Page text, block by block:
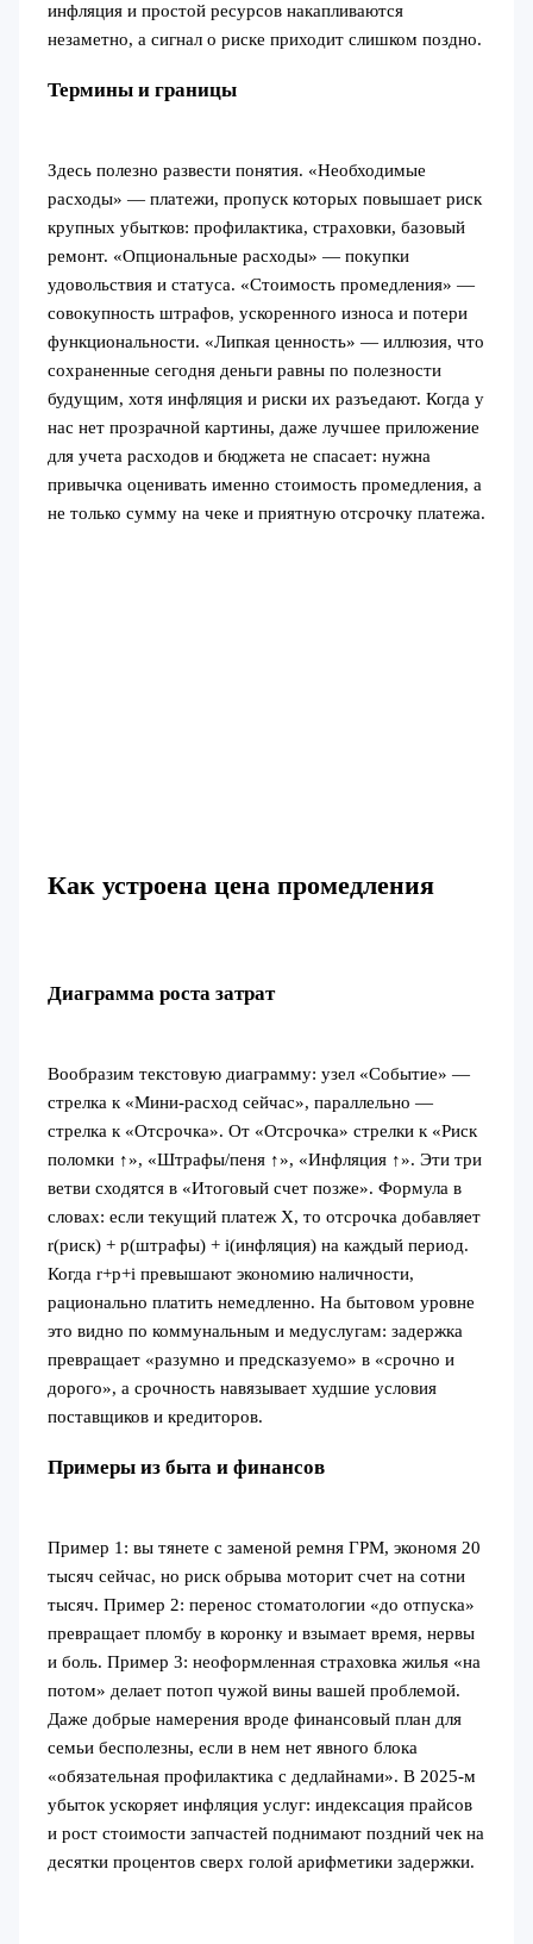
инфляция и простой ресурсов накапливаются
незаметно, а сигнал о риске приходит слишком поздно.
Термины и границы
Здесь полезно развести понятия. «Необходимые
расходы» — платежи, пропуск которых повышает риск
крупных убытков: профилактика, страховки, базовый
ремонт. «Опциональные расходы» — покупки
удовольствия и статуса. «Стоимость промедления» —
совокупность штрафов, ускоренного износа и потери
функциональности. «Липкая ценность» — иллюзия, что
сохраненные сегодня деньги равны по полезности
будущим, хотя инфляция и риски их разъедают. Когда у
нас нет прозрачной картины, даже лучшее приложение
для учета расходов и бюджета не спасает: нужна
привычка оценивать именно стоимость промедления, а
не только сумму на чеке и приятную отсрочку платежа.
Как устроена цена промедления
Диаграмма роста затрат
Вообразим текстовую диаграмму: узел «Событие» —
стрелка к «Мини‑расход сейчас», параллельно —
стрелка к «Отсрочка». От «Отсрочка» стрелки к «Риск
поломки ↑», «Штрафы/пеня ↑», «Инфляция ↑». Эти три
ветви сходятся в «Итоговый счет позже». Формула в
словах: если текущий платеж X, то отсрочка добавляет
r(риск) + p(штрафы) + i(инфляция) на каждый период.
Когда r+p+i превышают экономию наличности,
рационально платить немедленно. На бытовом уровне
это видно по коммунальным и медуслугам: задержка
превращает «разумно и предсказуемо» в «срочно и
дорого», а срочность навязывает худшие условия
поставщиков и кредиторов.
Примеры из быта и финансов
Пример 1: вы тянете с заменой ремня ГРМ, экономя 20
тысяч сейчас, но риск обрыва моторит счет на сотни
тысяч. Пример 2: перенос стоматологии «до отпуска»
превращает пломбу в коронку и взымает время, нервы
и боль. Пример 3: неоформленная страховка жилья «на
потом» делает потоп чужой вины вашей проблемой.
Даже добрые намерения вроде финансовый план для
семьи бесполезны, если в нем нет явного блока
«обязательная профилактика с дедлайнами». В 2025‑м
убыток ускоряет инфляция услуг: индексация прайсов
и рост стоимости запчастей поднимают поздний чек на
десятки процентов сверх голой арифметики задержки.